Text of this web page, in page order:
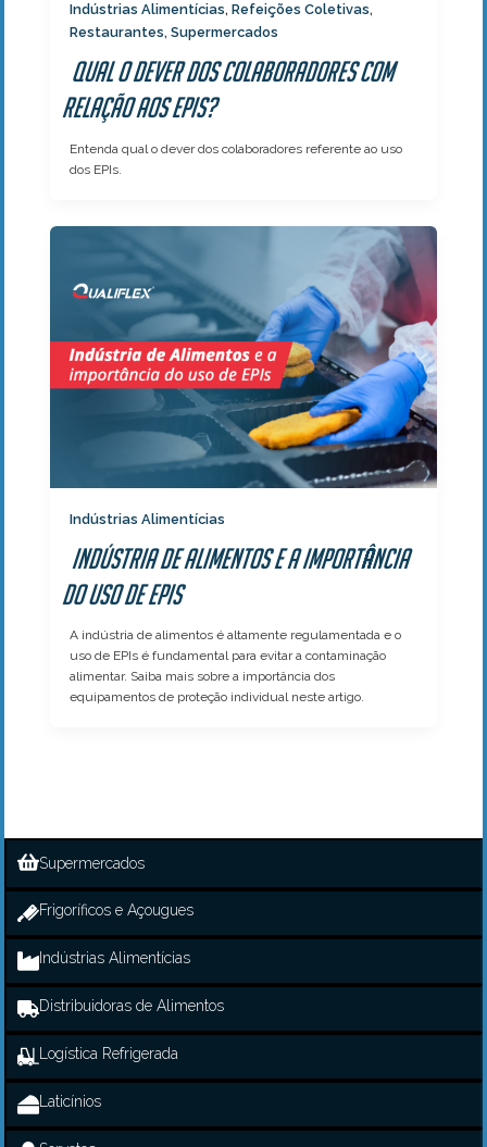
Indústrias Alimentícias, Refeições Coletivas,
Restaurantes, Supermercados
Qual o dever dos colaboradores com
relação aos EPIs?
Entenda qual o dever dos colaboradores referente ao uso
dos EPIs.
Indústrias Alimentícias
Indústria de Alimentos e a importância
do uso de EPIs
A indústria de alimentos é altamente regulamentada e o
uso de EPIs é fundamental para evitar a contaminação
alimentar. Saiba mais sobre a importância dos
equipamentos de proteção individual neste artigo.
Supermercados
Frigoríficos e Açougues
Indústrias Alimentícias
Distribuidoras de Alimentos
Logística Refrigerada
Laticínios